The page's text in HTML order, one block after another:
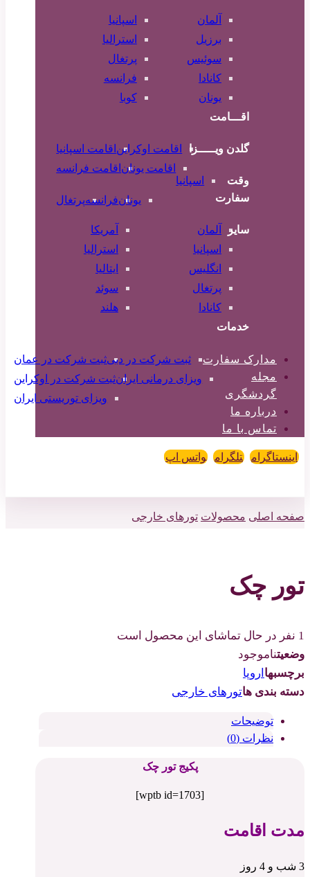
اسپانیا
آلمان
استرالیا
برزیل
پرتغال
سوئیس
فرانسه
کانادا
کوبا
یونان
اقـــامت
اقامت اسپانیا اقامت اوکراین
اقامت فرانسه اقامت یونان
گلدن ویـــــزا
اسپانیا
پرتغالفرانسهیونان
وقت
سفارت
آمریکا
آلمان
استرالیا
اسپانیا
ایتالیا
انگلیس
سوئد
پرتغال
هلند
کانادا
سایر
خدمات
ثبت شرکت در عمانثبت شرکت در دبی
ثبت شرکت در اوکراینویزای درمانی ایران
ویزای توریستی ایران
مدارک سفارت
مجله
گردشگری
درباره ما
تماس با ما
اینستاگرام تلگرام
واتس اپ
صفحه اصلی محصولات تورهای خارجی
تور چک
1 نفر در حال تماشای این محصول است
وضعیتناموجود
برچسبها اروپا
دسته بندی هاتورهای خارجی
توضیحات
نظرات (0)
پکیج تور چک
[wptb id=1703]
مدت اقامت
3 شب و 4 روز